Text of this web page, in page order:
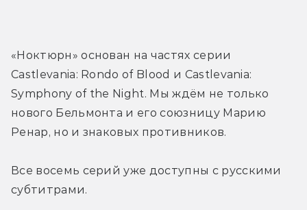
«Ноктюрн» основан на частях серии
Castlevania: Rondo of Blood и Castlevania:
Symphony of the Night. Мы ждём не только
нового Бельмонта и его союзницу Марию
Ренар, но и знаковых противников.
Все восемь серий уже доступны с русскими
субтитрами.